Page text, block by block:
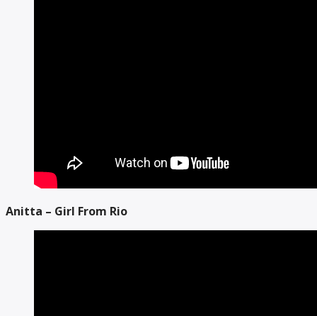
Anitta – Girl From Rio